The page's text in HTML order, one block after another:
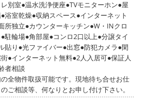
別室 温水洗浄便座 TVモニターホン 屋
浴室乾燥 収納スペース インターネット
所独立 カウンターキッチン W・INクロ
駐輪場 角部屋 コンロ2口以上 分譲タイ
貼り 光ファイバー 出窓 防犯カメラ 閑
インターネット無料 2人入居可 保証人
者相談
全物件取扱可能です。現地待ち合せお仕
ご相談等、何なりとお申し付け下さい。